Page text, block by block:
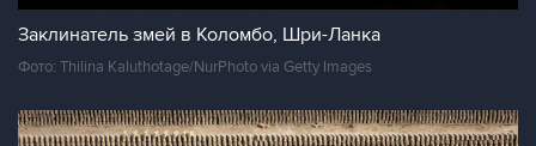
Заклинатель змей в Коломбо, Шри-Ланка
Фото: Thilina Kaluthotage/NurPhoto via Getty Images